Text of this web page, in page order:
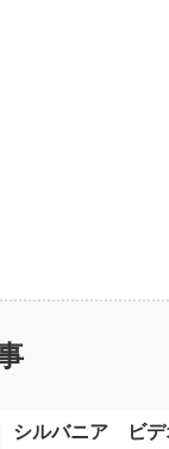
シルバニア ビデ